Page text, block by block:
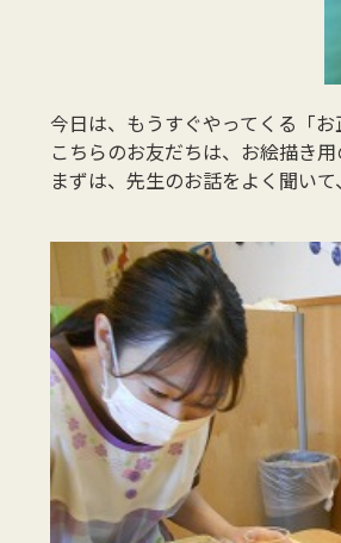
今日は、もうすぐやってくる「お
こちらのお友だちは、お絵描き
まずは、先生のお話をよく聞い